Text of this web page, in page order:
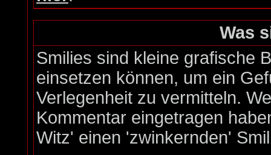
Was
Smilies sind kleine grafische
einsetzen können, um ein
Verlegenheit zu vermitteln.
Kommentar eingetragen
Witz' einen 'zwinkernden'